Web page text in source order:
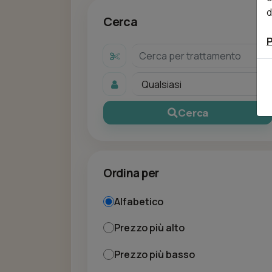
Cerca
Cerca
Ordina per
Alfabetico
Prezzo più alto
Prezzo più basso